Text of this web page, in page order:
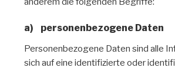
a) personenbezogene Daten
Personenbezogene Daten sind alle
sich auf eine identifizierte oder